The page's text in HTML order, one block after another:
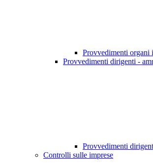
Provvedimenti
Provvedimenti dirigenti -
Provvedimenti
Controlli sulle imprese